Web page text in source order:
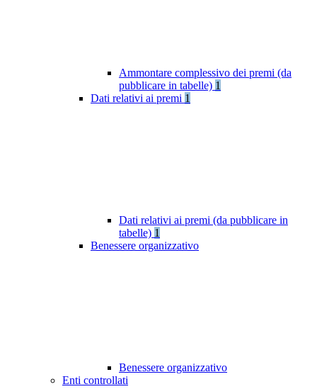
Ammontare complessivo dei premi (da
pubblicare in tabelle) 1
Dati relativi ai premi 1
Dati relativi ai premi (da pubblicare in
tabelle) 1
Benessere organizzativo
Benessere organizzativo
Enti controllati